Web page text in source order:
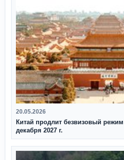
20.05.2026
Китай продлит безвизовый
декабря 2027 г.